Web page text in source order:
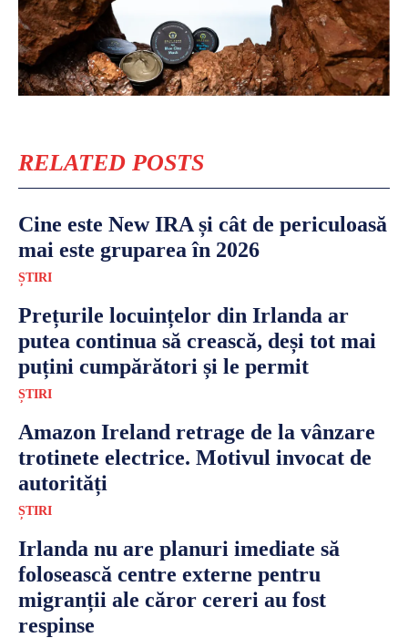
RELATED POSTS
Cine este New IRA și cât de periculoasă
mai este gruparea în 2026
ȘTIRI
Prețurile locuințelor din Irlanda ar
putea continua să crească, deși tot mai
puțini cumpărători și le permit
ȘTIRI
Amazon Ireland retrage de la vânzare
trotinete electrice. Motivul invocat de
autorități
ȘTIRI
Irlanda nu are planuri imediate să
folosească centre externe pentru
migranții ale căror cereri au fost
respinse